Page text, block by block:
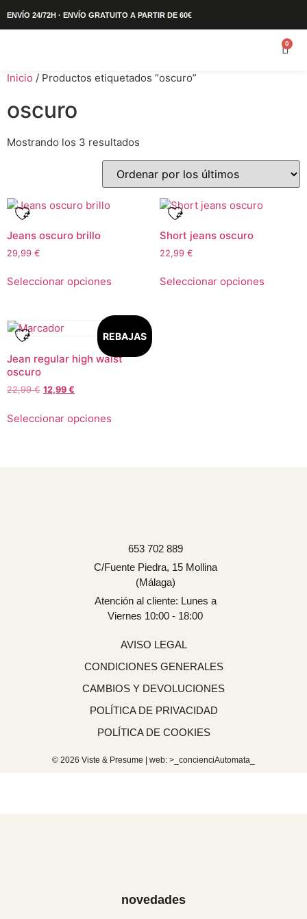
ENVÍO 24/72H · ENVÍO GRATUITO A PARTIR DE 60€
0
Inicio / Productos etiquetados “oscuro”
oscuro
Mostrando los 3 resultados
Jeans oscuro brillo
29,99 €
Seleccionar opciones
Short jeans oscuro
22,99 €
Seleccionar opciones
REBAJAS
Jean regular high waist
oscuro
22,99€ 12,99 €
Seleccionar opciones
653 702 889
C/Fuente Piedra, 15 Mollina
(Málaga)
Atención al cliente: Lunes a
Viernes 10:00 - 18:00
AVISO LEGAL
CONDICIONES GENERALES
CAMBIOS Y DEVOLUCIONES
POLÍTICA DE PRIVACIDAD
POLÍTICA DE COOKIES
© 2026 Viste & Presume | web: >_concienciAutomata_
novedades